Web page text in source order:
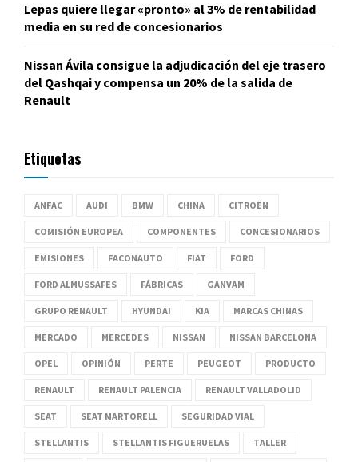
Lepas quiere llegar «pronto» al 3% de rentabilidad
media en su red de concesionarios
Nissan Ávila consigue la adjudicación del eje trasero
del Qashqai y compensa un 20% de la salida de
Renault
Etiquetas
ANFAC AUDI BMW CHINA CITROËN
COMISIÓN EUROPEA COMPONENTES CONCESIONARIOS
EMISIONES FACONAUTO FIAT FORD
FORD ALMUSSAFES FÁBRICAS GANVAM
GRUPO RENAULT HYUNDAI KIA MARCAS CHINAS
MERCADO MERCEDES NISSAN NISSAN BARCELONA
OPEL OPINIÓN PERTE PEUGEOT PRODUCTO
RENAULT RENAULT PALENCIA RENAULT VALLADOLID
SEAT SEAT MARTORELL SEGURIDAD VIAL
STELLANTIS STELLANTIS FIGUERUELAS TALLER